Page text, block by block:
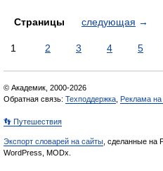
Страницы следующая →
1 2 3 4 5
© Академик, 2000-2026
Обратная связь: Техподдержка Реклама на
👣 Путешествия
Экспорт словарей на сайты , сделанные на
WordPress, MODx.